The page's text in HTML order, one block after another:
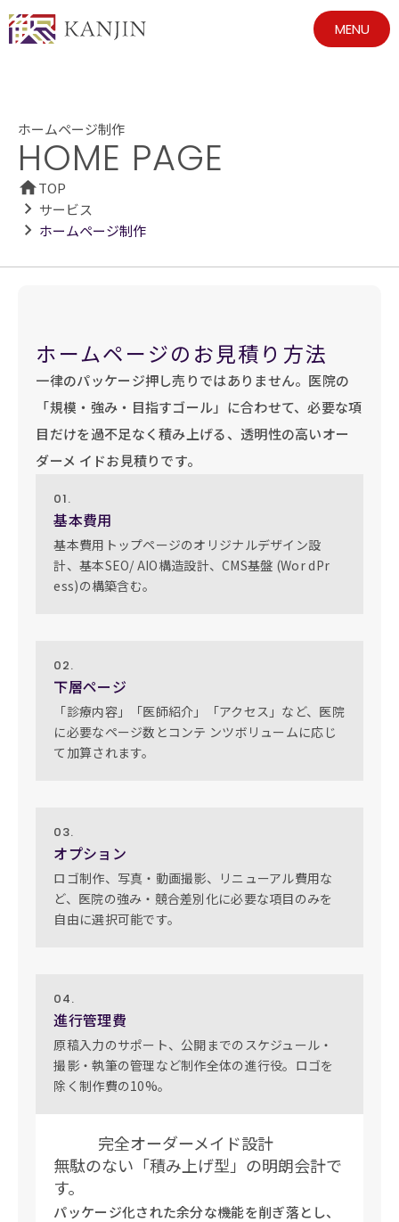
MENU
ホームページ制作
HOME PAGE
TOP
サービス
ホームページ制作
ホームページのお見積り方法
一律のパッケージ押し売りではありません。医院の
「規模・強み・目指すゴール」に合わせて、必要な項
目だけを過不足なく積み上げる、透明性の高いオー
ダーメ イドお見積りです。
01.
基本費用
基本費用トップページのオリジナルデザイン設
計、基本SEO/ AIO構造設計、CMS基盤 (Wor dPr
ess)の構築含む。
02.
下層ページ
「診療内容」「医師紹介」「アクセス」など、医院
に必要なページ数とコンテ ンツボリュームに応じ
て加算されます。
03.
オプション
ロゴ制作、写真・動画撮影、リニューアル費用な
ど、医院の強み・競合差別化に必要な項目のみを
自由に選択可能です。
04.
進行管理費
原稿入力のサポート、公開までのスケジュール・
撮影・執筆の管理など制作全体の進行役。ロゴを
除く制作費の10%。
完全オーダーメイド設計
無駄のない「積み上げ型」の明朗会計で
す。
パッケージ化された余分な機能を削ぎ落とし、